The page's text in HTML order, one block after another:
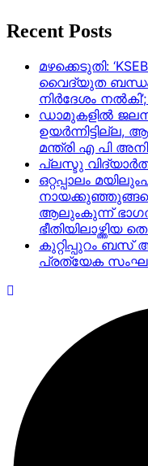
Recent Posts
മഴക്കെടുതി:
വൈദ്യുത ബന്ധം
നിർ​ദേശം
ഡാമുകളില്‍
ഉയര്‍ന്നിട്ടില്ല,
മന്ത്രി എ പി
പ്ലസ്ടു
ഒറ്റപ്പാലം
ആലുംകുന്ന്
കുറ്റിപ്പുറം
പ്രത്യേക